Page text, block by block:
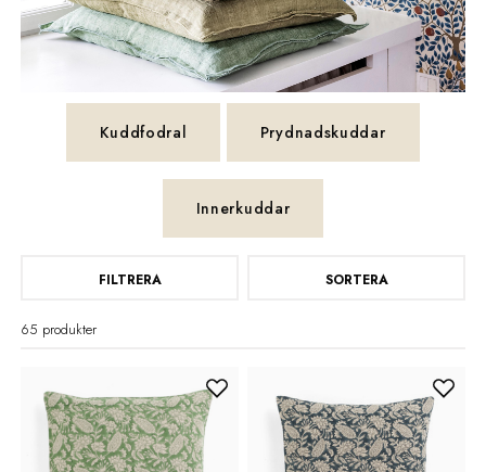
Kuddfodral Prydnadskuddar
Innerkuddar
FILTRERA SORTERA
65 produkter